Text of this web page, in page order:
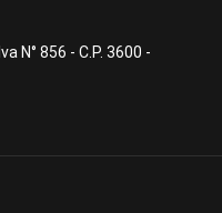
N° 856 - C.P. 3600 -